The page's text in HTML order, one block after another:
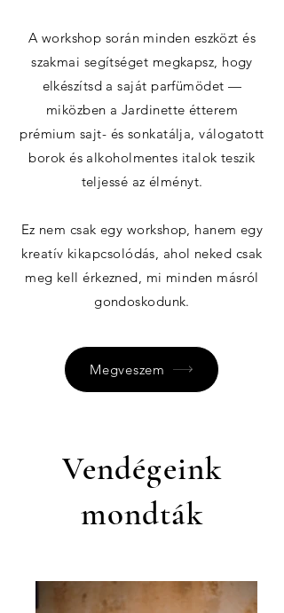
A workshop során minden eszközt és
szakmai segítséget megkapsz, hogy
elkészítsd a saját parfümödet —
miközben a Jardinette étterem
prémium sajt- és sonkatálja, válogatott
borok és alkoholmentes italok teszik
teljessé az élményt.
Ez nem csak egy workshop, hanem egy
kreatív kikapcsolódás, ahol neked csak
meg kell érkezned, mi minden másról
gondoskodunk.
Megveszem
Vendégeink
mondták